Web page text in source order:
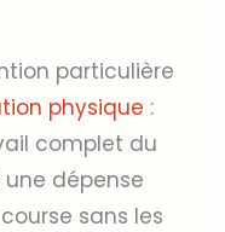
particulière
physique :
complet du
dépense
sans les